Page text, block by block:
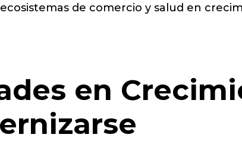
de comercio y salud en
en